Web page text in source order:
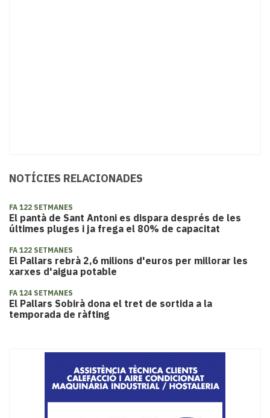
NOTÍCIES RELACIONADES
FA 122 SETMANES
El pantà de Sant Antoni es dispara després de les
últimes pluges i ja frega el 80% de capacitat
FA 122 SETMANES
El Pallars rebrà 2,6 milions d'euros per millorar les
xarxes d'aigua potable
FA 124 SETMANES
El Pallars Sobirà dona el tret de sortida a la
temporada de ràfting